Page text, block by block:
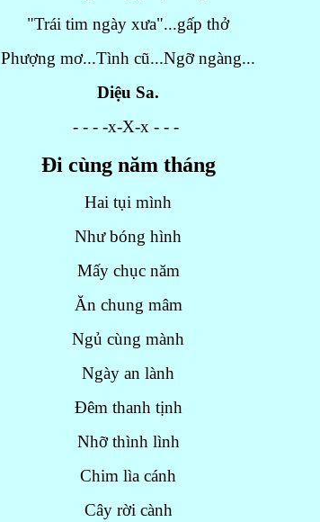
"Trái tim ngày xưa"...gấp thở
Phượng mơ...Tình cũ...Ngỡ ngàng...
Diệu Sa.
- - - -x-X-x - - -
Đi cùng năm tháng
Hai tụi mình
Như bóng hình
Mấy chục năm
Ăn chung mâm
Ngủ cùng mành
Ngày an lành
Đêm thanh tịnh
Nhỡ thình lình
Chim lìa cánh
Cây rời cành